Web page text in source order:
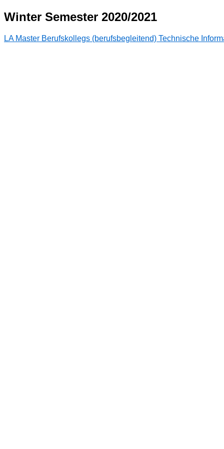
Winter Semester 2020/2021
LA Master Berufskollegs (berufsbegleitend) Technische